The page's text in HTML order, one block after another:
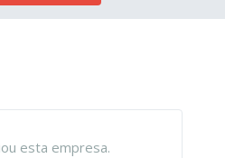
esta empresa.